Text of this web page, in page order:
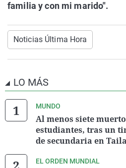
familia y con mi marido".
Noticias Última Hora
LO MÁS
MUNDO
Al menos siete
estudiantes, tras un
de secundaria en
EL ORDEN MUNDIAL